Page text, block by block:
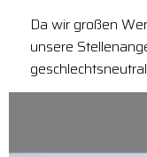
Da wir großen
unsere